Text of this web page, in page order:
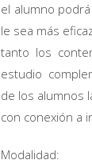
el alumno
le sea más
tanto los
estudio
de los alumnos
con conexión a
Modalidad: